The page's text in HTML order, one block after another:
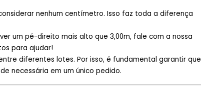
nenhum centímetro. Isso faz toda a diferença
um pé-direito mais alto que 3,00m, fale com a nossa
para ajudar!
diferentes lotes. Por isso, é fundamental garantir que
necessária em um único pedido.